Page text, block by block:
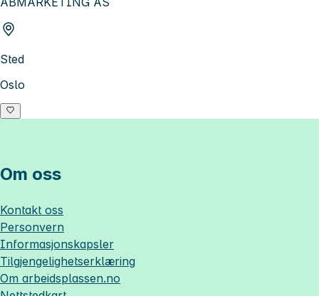
Sted
Oslo
Om oss
Kontakt oss
Personvern
Informasjonskapsler
Tilgjengelighetserklæring
Om arbeidsplassen.no